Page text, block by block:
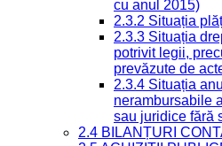
cu anul 2015)
2.3.2 Situația
2.3.3 Situația
potrivit legii,
prevăzute de
2.3.4 Situația
nerambursabile
sau juridice fără
2.4 BILANȚURI